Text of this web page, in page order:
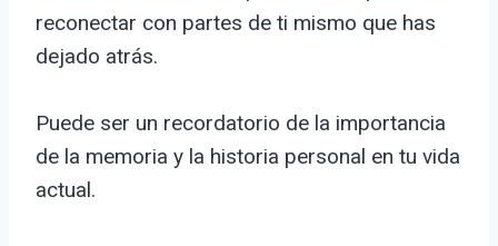
reconectar con partes de ti mismo que has
dejado atrás.
Puede ser un recordatorio de la importancia
de la memoria y la historia personal en tu vida
actual.